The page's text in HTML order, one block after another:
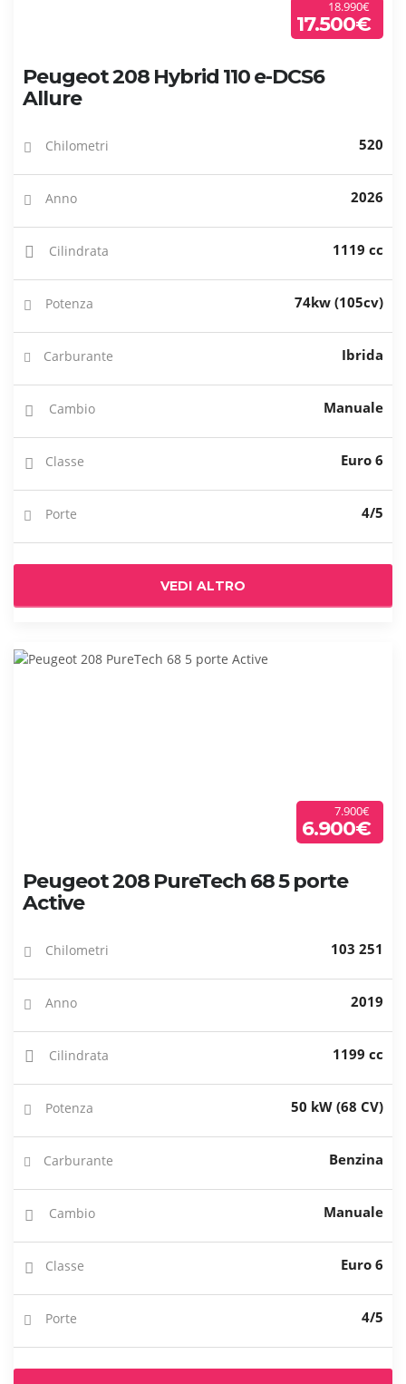
18.990€
17.500€
Peugeot 208 Hybrid 110 e-DCS6
Allure
Chilometri 520
Anno 2026
Cilindrata 1119 cc
Potenza 74kw (105cv)
Carburante Ibrida
Cambio Manuale
Classe Euro 6
Porte 4/5
VEDI ALTRO
7.900€
6.900€
Peugeot 208 PureTech 68 5 porte
Active
Chilometri 103 251
Anno 2019
Cilindrata 1199 cc
Potenza 50 kW (68 CV)
Carburante Benzina
Cambio Manuale
Classe Euro 6
Porte 4/5